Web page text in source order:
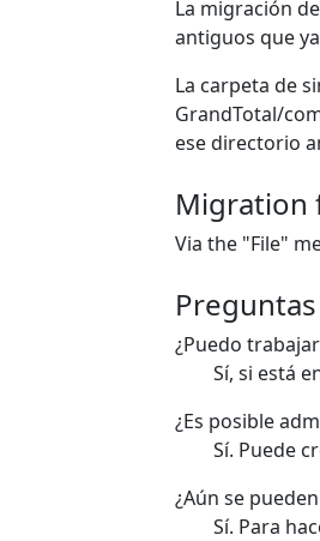
La migración
antiguos que
La carpeta de
GrandTotal/
ese directorio
Migration
Via the "File"
¿Puedo
Sí, si está
¿Es posible
Sí. Puede
¿Aún se
Sí. Para